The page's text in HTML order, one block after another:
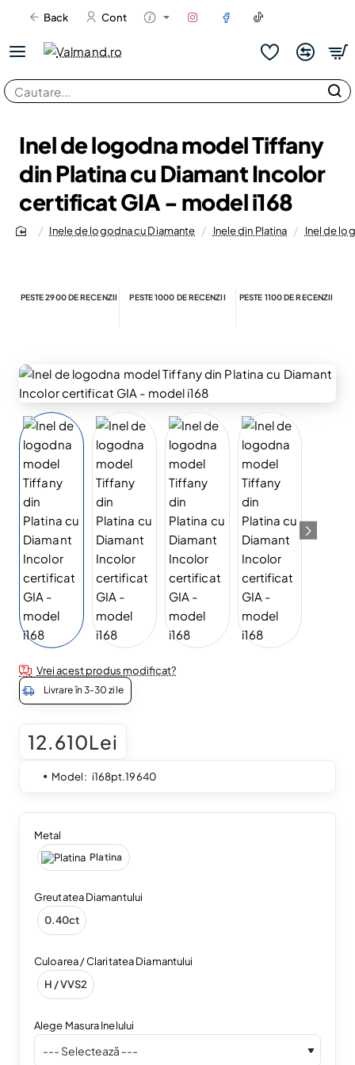
Back Cont
Cautare...
Inel de logodna model Tiffany
din Platina cu Diamant Incolor
certificat GIA - model i168
Inele de logodna cu Diamante Inele din Platina Inel de
PESTE 2900 DE RECENZII PESTE 1000 DE RECENZII PESTE 1100 DE RECENZII
Disponibil în Showroom
Vrei acest produs modificat?
Livrare în 3-30 zile
12.610Lei
Model: i168pt.19640
Metal
Platina
Greutatea Diamantului
0.40ct
Culoarea / Claritatea Diamantului
H / VVS2
Alege Masura Inelului